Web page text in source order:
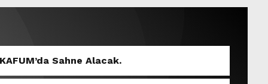
Sahne Alacak.